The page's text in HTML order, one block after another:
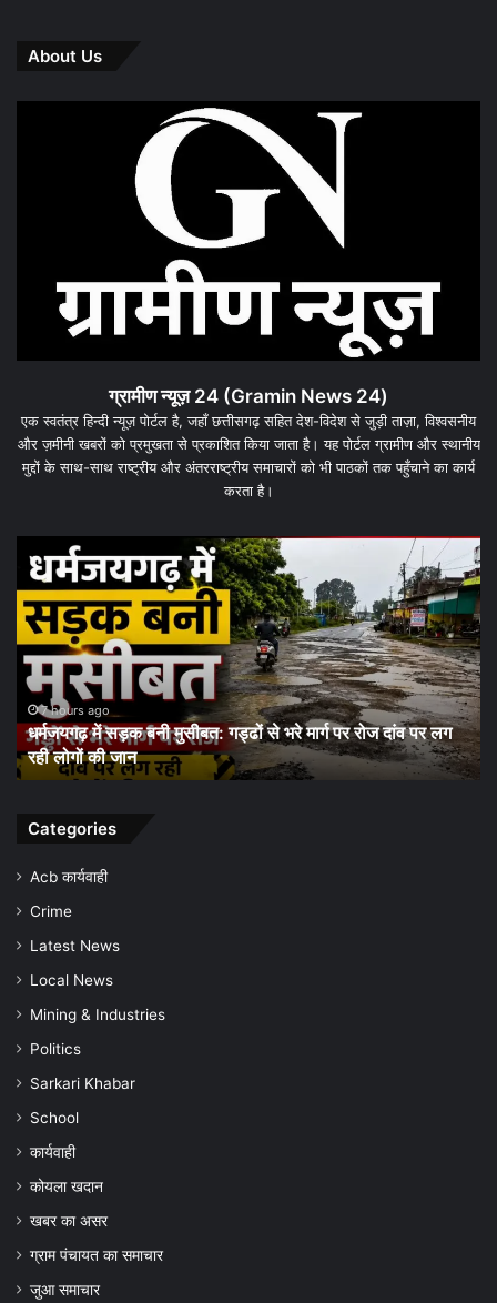
About Us
ग्रामीण न्यूज़ 24 (Gramin News 24)
एक स्वतंत्र हिन्दी न्यूज़ पोर्टल है, जहाँ छत्तीसगढ़ सहित देश-विदेश से जुड़ी ताज़ा, विश्वसनीय
और ज़मीनी खबरों को प्रमुखता से प्रकाशित किया जाता है। यह पोर्टल ग्रामीण और स्थानीय
मुद्दों के साथ-साथ राष्ट्रीय और अंतरराष्ट्रीय समाचारों को भी पाठकों तक पहुँचाने का कार्य
करता है।
धरमजयगढ़
मलेरिया
अलर्ट:
स्वास्थ्य
विभाग
शुरू
किया
जन-
जागरूकता
समय
जांच
बचाव
की
1 day ago
धरमजयगढ़ में मलेरिया अलर्ट: स्वास्थ्य विभाग ने शुरू किया जन-
जागरूकता अभियान, समय पर जांच और बचाव की अपील
के
पर
बड़ा
पूरे
की
Categories
Acb कार्यवाही
Crime
Latest News
Local News
Mining & Industries
Politics
Sarkari Khabar
School
कार्यवाही
कोयला खदान
खबर का असर
ग्राम पंचायत का समाचार
जुआ समाचार